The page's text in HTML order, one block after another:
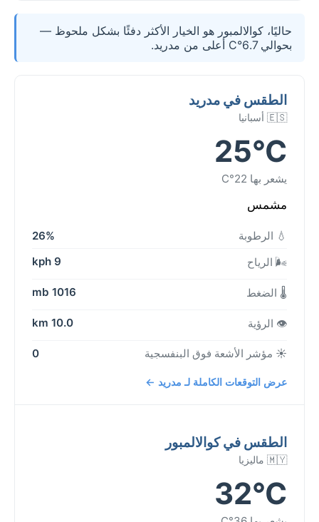
حاليًا، كوالالمبور هو الخيار الأكثر دفئًا بشكل ملحوظ —
بحوالي 6.7°C أعلى من مدريد.
الطقس في مدريد
🇪🇸 أسبانيا
25°C
يشعر بها 22°C
مشمس
💧 الرطوبة
26%
🌬️ الرياح
9 kph
🌡️ الضغط 1016 mb
👁️ الرؤية 10.0 km
☀️ مؤشر الأشعة فوق البنفسجية 0
عرض التوقعات الكاملة لـ مدريد ←
الطقس في كوالالمبور
🇲🇾 ماليزيا
32°C